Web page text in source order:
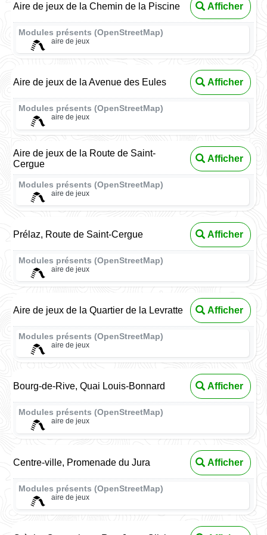
Aire de jeux de la Chemin de la Piscine Afficher
Modules présents (OpenStreetMap)
aire de jeux
Aire de jeux de la Avenue des Eules Afficher
Modules présents (OpenStreetMap)
aire de jeux
Aire de jeux de la Route de Saint-
Cergue
Afficher
Modules présents (OpenStreetMap)
aire de jeux
Prélaz, Route de Saint-Cergue Afficher
Modules présents (OpenStreetMap)
aire de jeux
Aire de jeux de la Quartier de la Levratte Afficher
Modules présents (OpenStreetMap)
aire de jeux
Bourg-de-Rive, Quai Louis-Bonnard Afficher
Modules présents (OpenStreetMap)
aire de jeux
Centre-ville, Promenade du Jura Afficher
Modules présents (OpenStreetMap)
aire de jeux